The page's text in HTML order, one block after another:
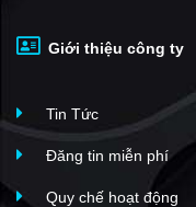
Giới thiệu công ty
Tin Tức
Đăng tin miễn phí
Quy chế hoạt động